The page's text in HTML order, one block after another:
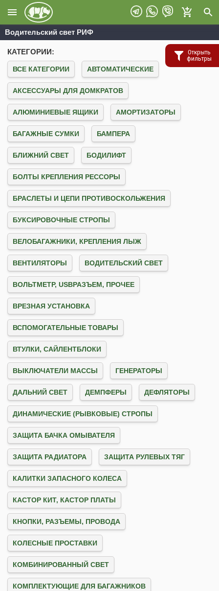
Водительский свет РИФ
КАТЕГОРИИ:
ВСЕ КАТЕГОРИИ АВТОМАТИЧЕСКИЕ
АКСЕССУАРЫ ДЛЯ ДОМКРАТОВ
АЛЮМИНИЕВЫЕ ЯЩИКИ АМОРТИЗАТОРЫ
БАГАЖНЫЕ СУМКИ БАМПЕРА
БЛИЖНИЙ СВЕТ БОДИЛИФТ
БОЛТЫ КРЕПЛЕНИЯ РЕССОРЫ
БРАСЛЕТЫ И ЦЕПИ ПРОТИВОСКОЛЬЖЕНИЯ
БУКСИРОВОЧНЫЕ СТРОПЫ
ВЕЛОБАГАЖНИКИ, КРЕПЛЕНИЯ ЛЫЖ
ВЕНТИЛЯТОРЫ ВОДИТЕЛЬСКИЙ СВЕТ
ВОЛЬТМЕТР, USBРАЗЪЕМ, ПРОЧЕЕ
ВРЕЗНАЯ УСТАНОВКА
ВСПОМОГАТЕЛЬНЫЕ ТОВАРЫ
ВТУЛКИ, САЙЛЕНТБЛОКИ
ВЫКЛЮЧАТЕЛИ МАССЫ ГЕНЕРАТОРЫ
ДАЛЬНИЙ СВЕТ ДЕМПФЕРЫ ДЕФЛЯТОРЫ
ДИНАМИЧЕСКИЕ (РЫВКОВЫЕ) СТРОПЫ
ЗАЩИТА БАЧКА ОМЫВАТЕЛЯ
ЗАЩИТА РАДИАТОРА ЗАЩИТА РУЛЕВЫХ ТЯГ
КАЛИТКИ ЗАПАСНОГО КОЛЕСА
КАСТОР КИТ, КАСТОР ПЛАТЫ
КНОПКИ, РАЗЪЕМЫ, ПРОВОДА
КОЛЕСНЫЕ ПРОСТАВКИ
КОМБИНИРОВАННЫЙ СВЕТ
КОМПЛЕКТУЮЩИЕ ДЛЯ БАГАЖНИКОВ
фильтры